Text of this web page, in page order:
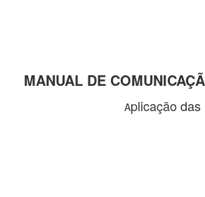
MANUAL DE
Aplicação